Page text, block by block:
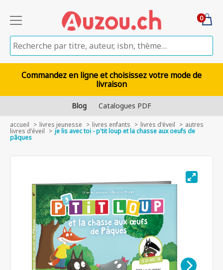
0
Commandez en ligne et choisissez votre mode de
livraison
Blog Catalogues PDF
accueil livres jeunesse livres enfants livres d'éveil autres
livres d'éveil je lis avec toi - p'tit loup et la chasse aux oeufs de
pâques